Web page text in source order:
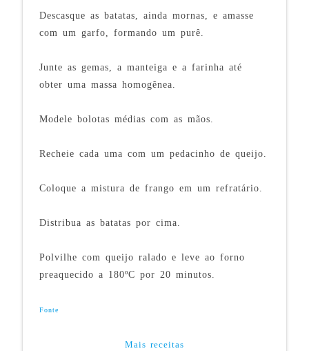
Descasque as batatas, ainda mornas, e amasse
com um garfo, formando um purê.
Junte as gemas, a manteiga e a farinha até
obter uma massa homogênea.
Modele bolotas médias com as mãos.
Recheie cada uma com um pedacinho de queijo.
Coloque a mistura de frango em um refratário.
Distribua as batatas por cima.
Polvilhe com queijo ralado e leve ao forno
preaquecido a 180ºC por 20 minutos.
Fonte
Mais receitas